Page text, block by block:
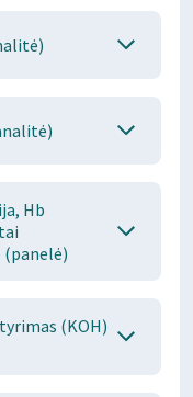
Hb
(KOH)